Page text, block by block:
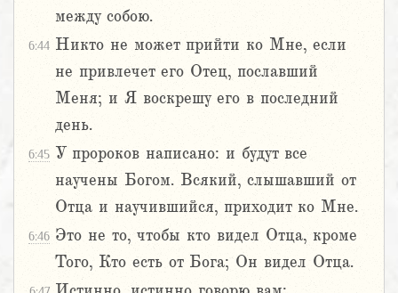
между собою.
6:44 Никто не может прийти ко Мне, если
не привлечет его Отец, пославший
Меня; и Я воскрешу его в последний
день.
6:45 У пророков написано: и будут все
научены Богом. Всякий, слышавший от
Отца и научившийся, приходит ко Мне.
6:46 Это не то, чтобы кто видел Отца, кроме
Того, Кто есть от Бога; Он видел Отца.